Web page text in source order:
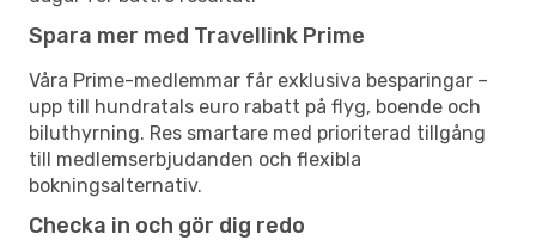
Spara mer med Travellink Prime
Våra Prime-medlemmar får exklusiva besparingar –
upp till hundratals euro rabatt på flyg, boende och
biluthyrning. Res smartare med prioriterad tillgång
till medlemserbjudanden och flexibla
bokningsalternativ.
Checka in och gör dig redo